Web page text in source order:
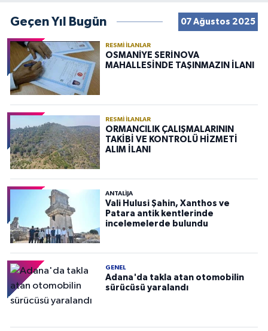
Geçen Yıl Bugün 07 Ağustos 2025
RESMI İLANLAR
OSMANİYE SERİNOVA
MAHALLESİNDE TAŞINMAZIN İLANI
RESMI İLANLAR
ORMANCILIK ÇALIŞMALARININ
TAKİBİ VE KONTROLÜ HİZMETİ
ALIM İLANI
ANTALIJA
Vali Hulusi Şahin, Xanthos ve
Patara antik kentlerinde
incelemelerde bulundu
GENEL
Adana'da takla atan otomobilin
sürücüsü yaralandı